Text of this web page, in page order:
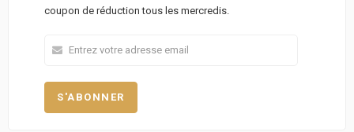
coupon de réduction tous les mercredis.